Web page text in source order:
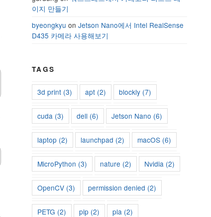
이지 만들기
byeongkyu on Jetson Nano에서 Intel RealSense
D435 카메라 사용해보기
TAGS
3d print (3) apt (2) blockly (7)
cuda (3) dell (6) Jetson Nano (6)
laptop (2) launchpad (2) macOS (6)
MicroPython (3) nature (2) Nvidia (2)
OpenCV (3) permission denied (2)
PETG (2) pip (2) pla (2)